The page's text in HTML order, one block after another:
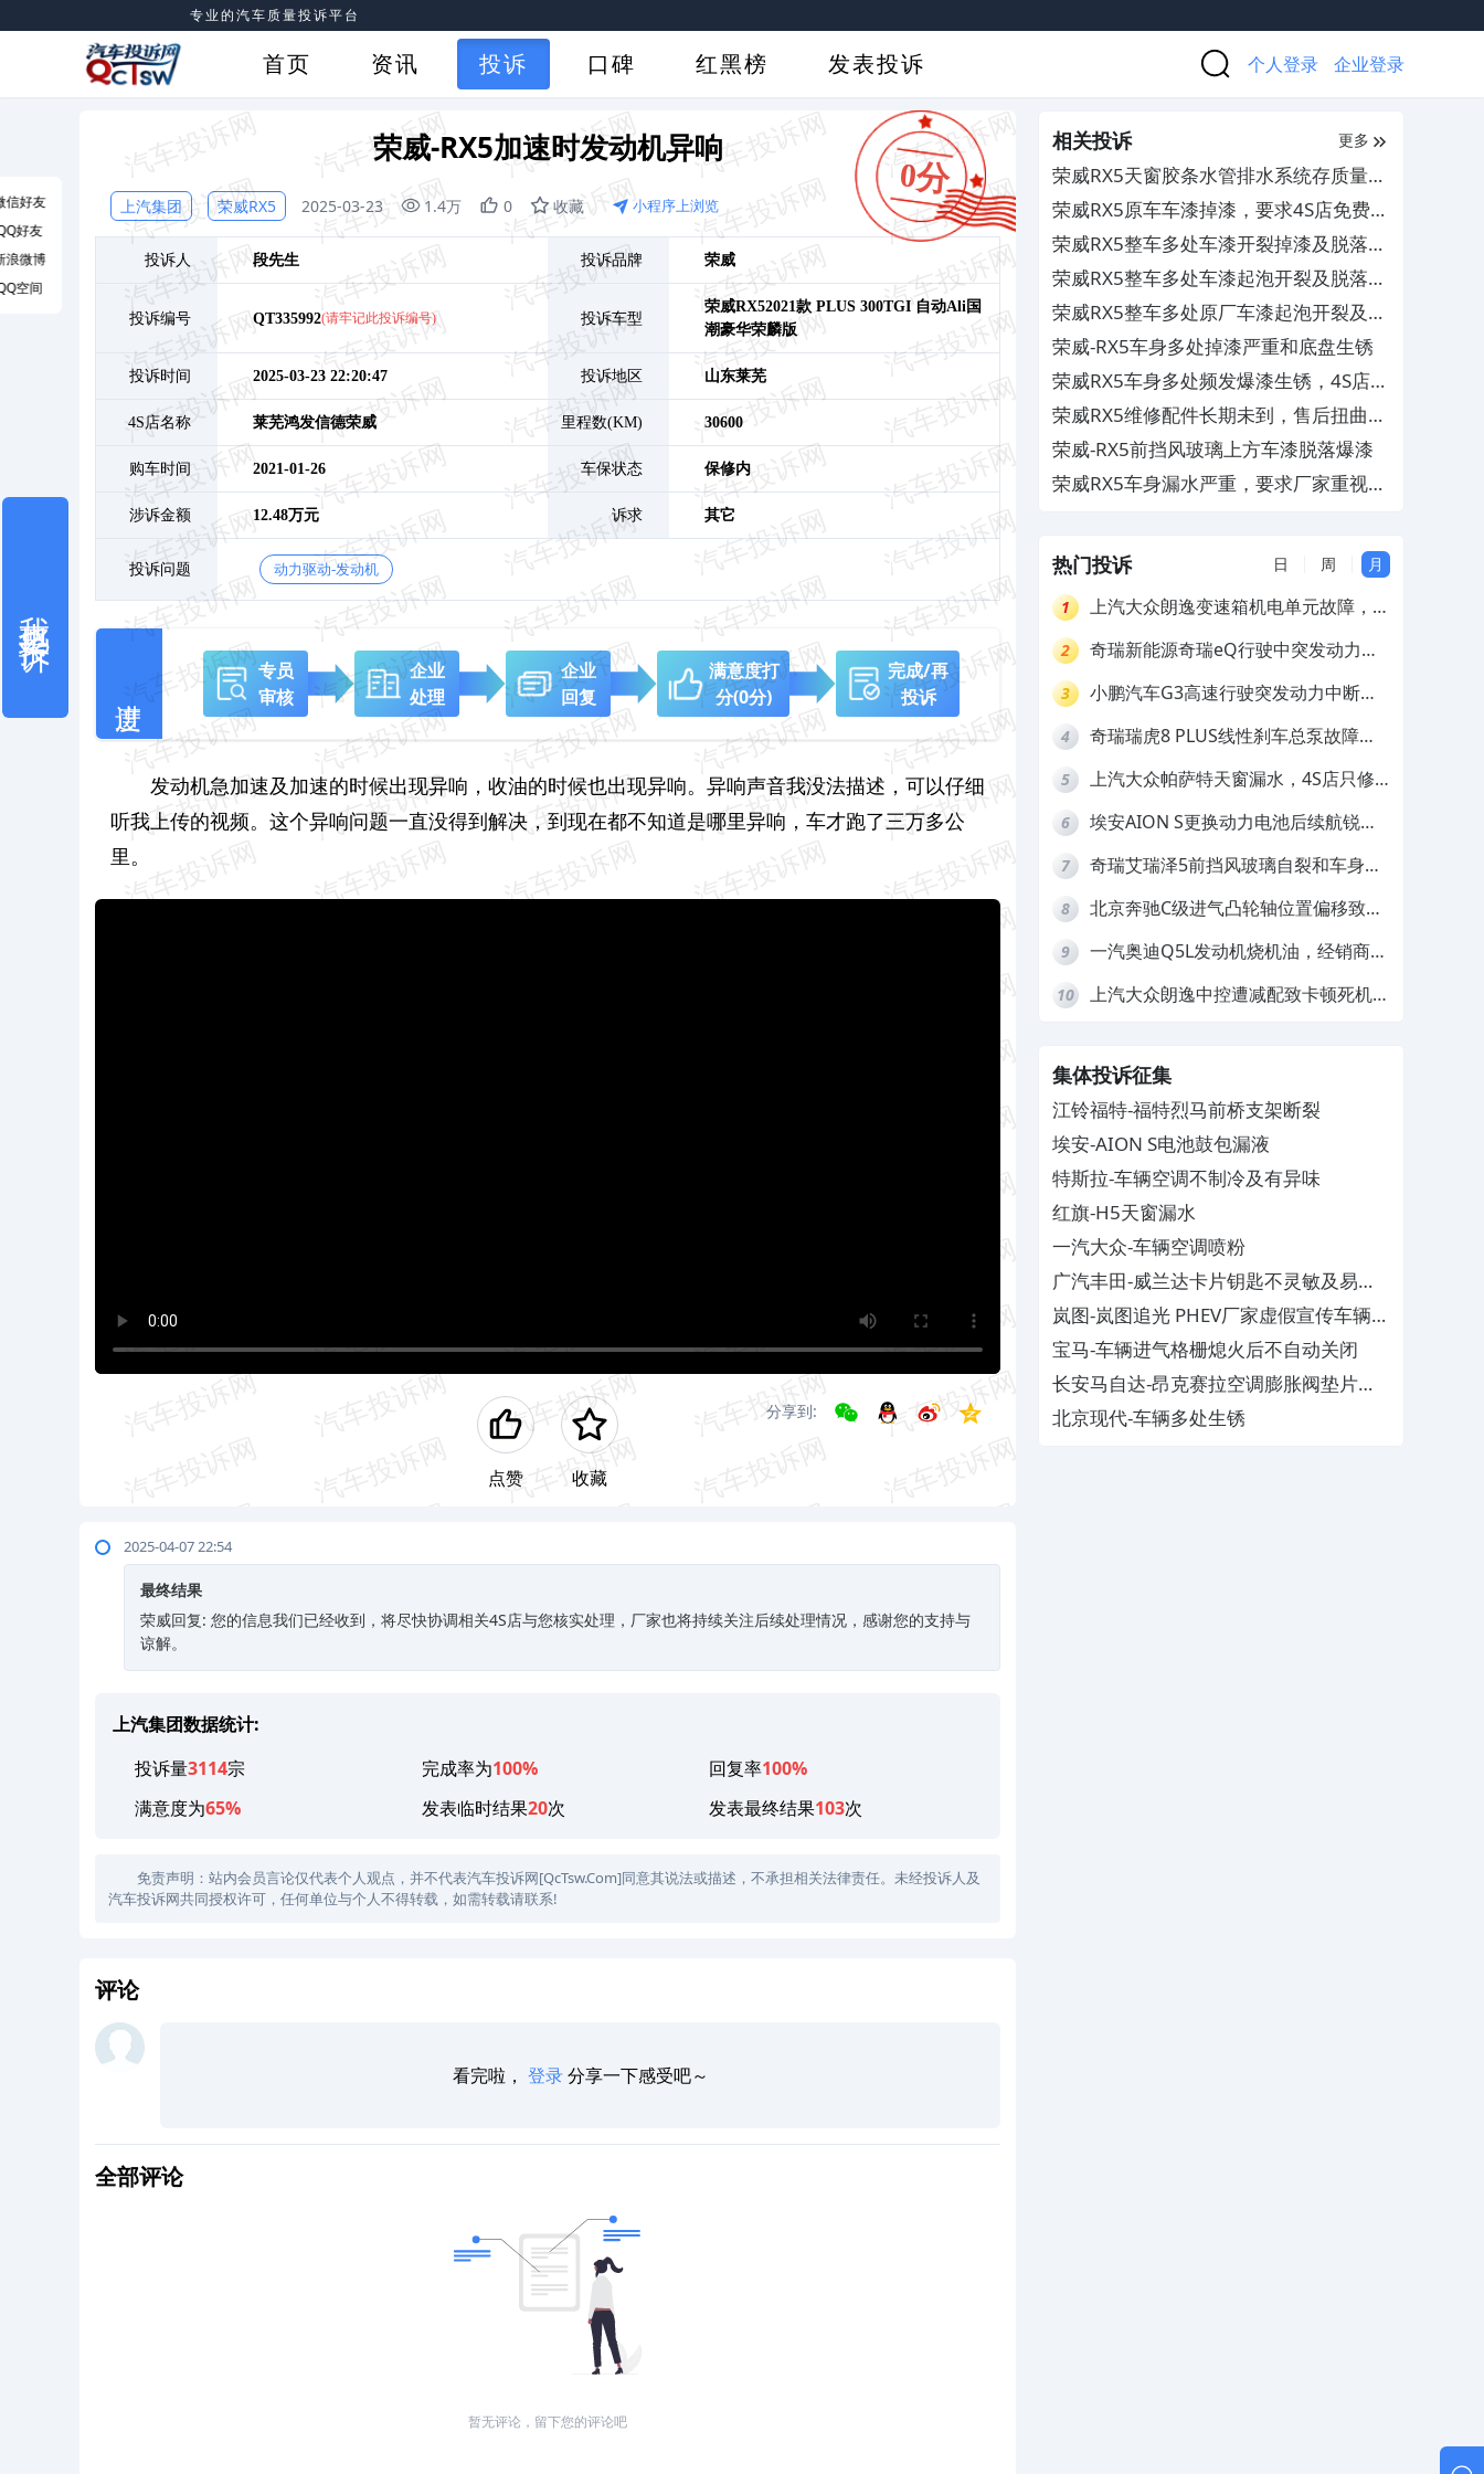
专业的汽车质量投诉平台
首页 资讯 投诉 口碑 红黑榜 发表投诉 个人登录 企业登录
0分
荣威-RX5加速时发动机异响
上汽集团 荣威RX5 2025-03-23 1.4万 0 收藏 小程序上浏览
投诉人 段先生 投诉品牌 荣威
投诉编号 QT335992(请牢记此投诉编号) 投诉车型
荣威RX52021款 PLUS 300TGI 自动Ali国
潮豪华荣麟版
投诉时间 2025-03-23 22:20:47 投诉地区 山东莱芜
4S店名称 莱芜鸿发信德荣威 里程数(KM) 30600
购车时间 2021-01-26 车保状态 保修内
涉诉金额 12.48万元 诉求 其它
投诉问题 动力驱动-发动机
专员
审核
企业
处理
企业
回复
满意度打
分(0分)
完成/再
投诉
发动机急加速及加速的时候出现异响，收油的时候也出现异响。异响声音我没法描述，可以仔细
听我上传的视频。这个异响问题一直没得到解决，到现在都不知道是哪里异响，车才跑了三万多公
里。
点赞 收藏
分享到:
2025-04-07 22:54
最终结果
荣威回复: 您的信息我们已经收到，将尽快协调相关4S店与您核实处理，厂家也将持续关注后续处理情况，感谢您的支持与
谅解。
上汽集团数据统计:
投诉量3114宗 完成率为100% 回复率100%
满意度为65% 发表临时结果20次 发表最终结果103次
免责声明：站内会员言论仅代表个人观点，并不代表汽车投诉网[QcTsw.Com]同意其说法或描述，不承担相关法律责任。未经投诉人及
汽车投诉网共同授权许可，任何单位与个人不得转载，如需转载请联系!
评论
看完啦， 登录分享一下感受吧～
全部评论
暂无评论，留下您的评论吧
相关投诉 更多
荣威RX5天窗胶条水管排水系统存质量缺
陷，厂商相互推诿不解决
荣威RX5原车车漆掉漆，要求4S店免费维
修
荣威RX5整车多处车漆开裂掉漆及脱落，
要求厂家免费维修
荣威RX5整车多处车漆起泡开裂及脱落，
要求厂家免费维修
荣威RX5整车多处原厂车漆起泡开裂及锈
蚀，要求厂家免费维修
荣威-RX5车身多处掉漆严重和底盘生锈
荣威RX5车身多处频发爆漆生锈，4S店多
次维修未解决
荣威RX5维修配件长期未到，售后扭曲事
实不予更换
荣威-RX5前挡风玻璃上方车漆脱落爆漆
荣威RX5车身漏水严重，要求厂家重视并
热门投诉 日 周 月
1
上汽大众朗逸变速箱机电单元故障，厂
2
奇瑞新能源奇瑞eQ行驶中突发动力受
拒绝三电质保
3
小鹏汽车G3高速行驶突发动力中断，
4
奇瑞瑞虎8 PLUS线性刹车总泵故障，
5
上汽大众帕萨特天窗漏水，4S店只修
6
埃安AION S更换动力电池后续航锐
7
奇瑞艾瑞泽5前挡风玻璃自裂和车身多
8
北京奔驰C级进气凸轮轴位置偏移致发
9
一汽奥迪Q5L发动机烧机油，经销商推
10
上汽大众朗逸中控遭减配致卡顿死机，
集体投诉征集
江铃福特-福特烈马前桥支架断裂
埃安-AION S电池鼓包漏液
特斯拉-车辆空调不制冷及有异味
红旗-H5天窗漏水
一汽大众-车辆空调喷粉
广汽丰田-威兰达卡片钥匙不灵敏及易消
磁
岚图-岚图追光 PHEV厂家虚假宣传车辆配
置与功能
宝马-车辆进气格栅熄火后不自动关闭
长安马自达-昂克赛拉空调膨胀阀垫片生
锈
北京现代-车辆多处生锈
信好友
好友
浪微博
空间